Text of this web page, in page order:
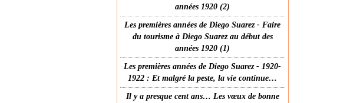
années 1920 (2)
Les premières années de Diego Suarez - Faire
du tourisme à Diego Suarez au début des
années 1920 (1)
Les premières années de Diego Suarez - 1920-
1922 : Et malgré la peste, la vie continue…
Il y a presque cent ans… Les vœux de bonne